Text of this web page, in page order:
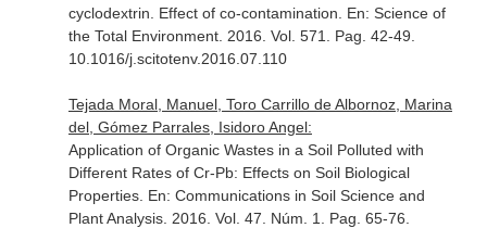
cyclodextrin. Effect of co-contamination. En: Science of
the Total Environment. 2016. Vol. 571. Pag. 42-49.
10.1016/j.scitotenv.2016.07.110
Tejada Moral, Manuel, Toro Carrillo de Albornoz, Marina
del, Gómez Parrales, Isidoro Angel:
Application of Organic Wastes in a Soil Polluted with
Different Rates of Cr-Pb: Effects on Soil Biological
Properties. En: Communications in Soil Science and
Plant Analysis. 2016. Vol. 47. Núm. 1. Pag. 65-76.